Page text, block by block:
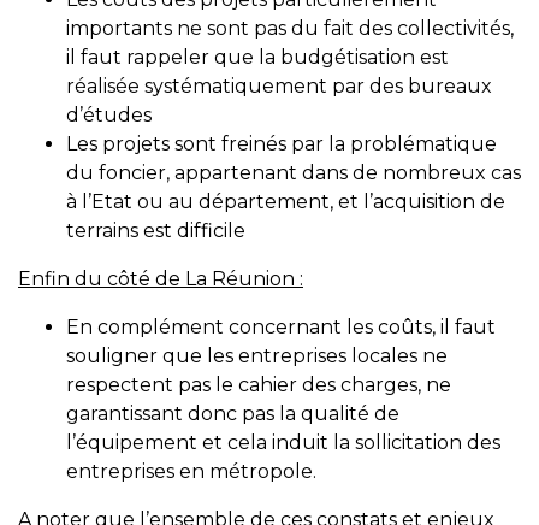
importants ne sont pas du fait des collectivités,
il faut rappeler que la budgétisation est
réalisée systématiquement par des bureaux
d’études
Les projets sont freinés par la problématique
du foncier, appartenant dans de nombreux cas
à l’Etat ou au département, et l’acquisition de
terrains est difficile
Enfin du côté de La Réunion :
En complément concernant les coûts, il faut
souligner que les entreprises locales ne
respectent pas le cahier des charges, ne
garantissant donc pas la qualité de
l’équipement et cela induit la sollicitation des
entreprises en métropole.
A noter que l’ensemble de ces constats et enjeux